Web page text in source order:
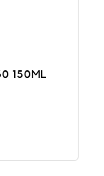
150ML